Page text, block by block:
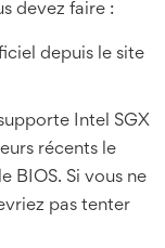
devez faire :
depuis le site
Intel SGX
récents le
BIOS. Si vous ne
pas tenter